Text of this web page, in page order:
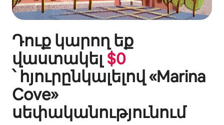
Դուք կարող եք
վաստակել $0
՝ հյուրընկալելով «Marina
Cove»
սեփականությունում